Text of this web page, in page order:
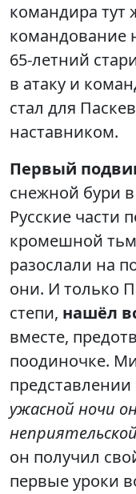
командира тут
командование
65-летний
в атаку и
стал для
наставником.
Первый
снежной бури
Русские части
кромешной
разослали на
они. И только
степи, нашёл
вместе,
поодиночке.
представлении
ужасной ночи
он получил
первые уроки